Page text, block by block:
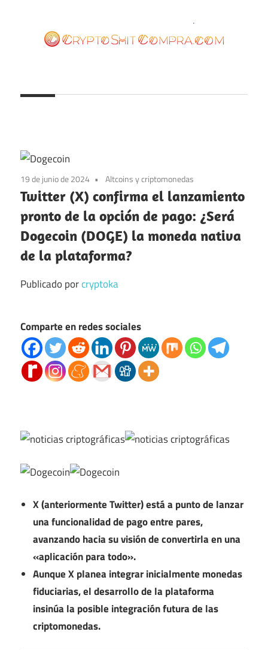
contenido
19 de junio de 2024 Altcoins y criptomonedas
Twitter (X) confirma el lanzamiento
pronto de la opción de pago: ¿Será
Dogecoin (DOGE) la moneda nativa
de la plataforma?
Publicado porcryptoka
Comparte en redes sociales
X (anteriormente Twitter) está a punto de lanzar
una funcionalidad de pago entre pares,
avanzando hacia su visión de convertirla en una
«aplicación para todo».
Aunque X planea integrar inicialmente monedas
fiduciarias, el desarrollo de la plataforma
insinúa la posible integración futura de las
criptomonedas.